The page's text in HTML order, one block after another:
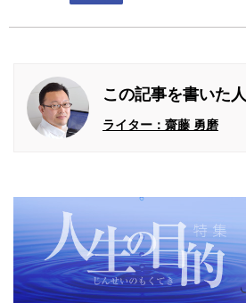
この記事を書いた人
ライター：齋藤 勇磨